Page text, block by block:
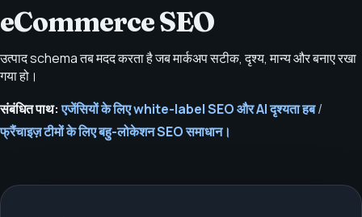
eCommerce SEO
उत्पाद schema तब मदद करता है जब मार्कअप सटीक, दृश्य, मान्य और बनाए रखा
गया हो।
संबंधित पाथ: एजेंसियों के लिए white-label SEO और AI दृश्यता हब/
फ्रैंचाइज़ टीमों के लिए बहु-लोकेशन SEO समाधान।